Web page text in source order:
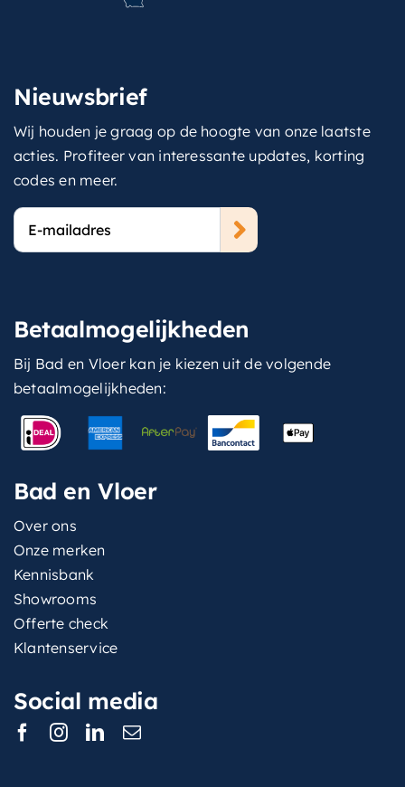
Nieuwsbrief
Wij houden je graag op de hoogte van onze laatste
acties. Profiteer van interessante updates, korting
codes en meer.
E-
mailadres
Betaalmogelijkheden
Bij Bad en Vloer kan je kiezen uit de volgende
betaalmogelijkheden:
Bad en Vloer
Over ons
Onze merken
Kennisbank
Showrooms
Offerte check
Klantenservice
Social media